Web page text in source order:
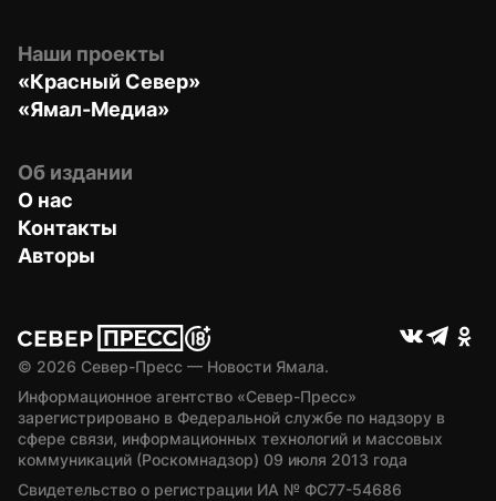
Наши проекты
«Красный Север»
«Ямал-Медиа»
Об издании
О нас
Контакты
Авторы
© 2026 Север-Пресс — Новости Ямала.
Информационное агентство «Север-Пресс»
зарегистрировано в Федеральной службе по надзору в
сфере связи, информационных технологий и массовых
коммуникаций (Роскомнадзор) 09 июля 2013 года
Свидетельство о регистрации ИА № ФС77-54686